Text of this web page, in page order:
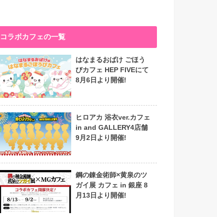
コラボカフェの一覧
はなまるおばけ ごほう
びカフェ HEP FIVEにて
8月6日より開催!
ヒロアカ 浴衣ver.カフェ
in and GALLERY4店舗
9月2日より開催!
鋼の錬金術師×黄泉のツ
ガイ展 カフェ in 銀座 8
月13日より開催!